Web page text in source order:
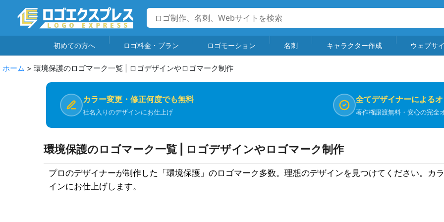
初めての方へ ロゴ料金・プラン ロゴモーション 名刺 キャラクター作成 ウェブサ
ホーム > 環境保護のロゴマーク一覧 | ロゴデザインやロゴマーク制作
カラー変更・修正何度でも無料
社名入りのデザインにお仕上げ
全てデザイナーによる
著作権譲渡無料・安心の完全
環境保護のロゴマーク一覧 | ロゴデザインやロゴマーク制作
プロのデザイナーが制作した「環境保護」のロゴマーク多数。理想のデザインを見つけてください。カ
インにお仕上げします。